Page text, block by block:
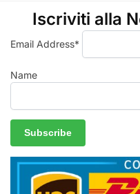
Iscriviti alla
Email Address*
Name